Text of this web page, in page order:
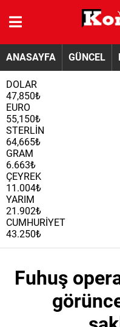
ANASAYFA GÜNCEL
DOLAR
47,850₺
EURO
55,150₺
STERLİN
64,665₺
GRAM
6.663₺
ÇEYREK
11.004₺
YARIM
21.902₺
CUMHURİYET
43.250₺
Fuhuş